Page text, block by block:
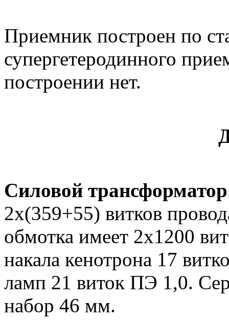
Приемник построен по
супергетеродинного
построении нет.
Силовой трансформатор
2х(359+55) витков
обмотка имеет 2х1200
накала кенотрона 17
ламп 21 виток ПЭ 1,0.
набор 46 мм.